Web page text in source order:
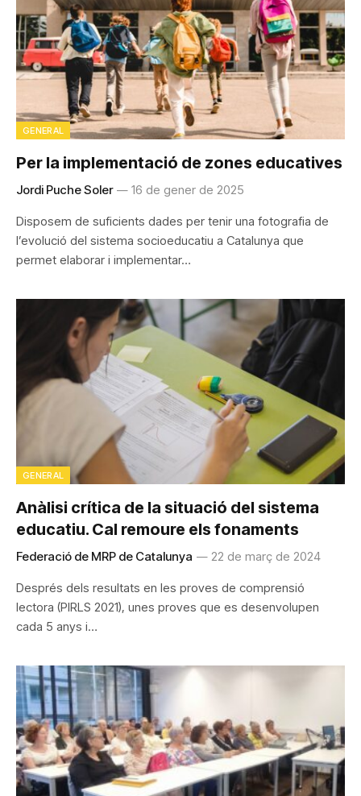
GENERAL
Per la implementació de zones educatives
Jordi Puche Soler 16 de gener de 2025
Disposem de suficients dades per tenir una fotografia de
l’evolució del sistema socioeducatiu a Catalunya que
permet elaborar i implementar…
GENERAL
Anàlisi crítica de la situació del sistema
educatiu. Cal remoure els fonaments
Federació de MRP de Catalunya 22 de març de 2024
Després dels resultats en les proves de comprensió
lectora (PIRLS 2021), unes proves que es desenvolupen
cada 5 anys i…